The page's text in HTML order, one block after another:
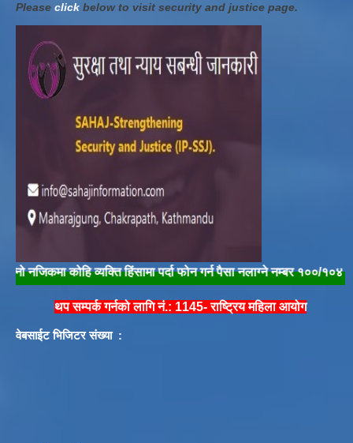
Please click below to visit security and justice page.
कोहि व्यक्ति हिंसामा पर्दा फोन गर्न पैसा नलाग्ने नम्बर १००/१०४ मा
थप सम्पर्क गर्नको लागि नं.: 1145- राष्ट्रिय महिला आयोग
वेबसाईट भिजिटर संख्या :